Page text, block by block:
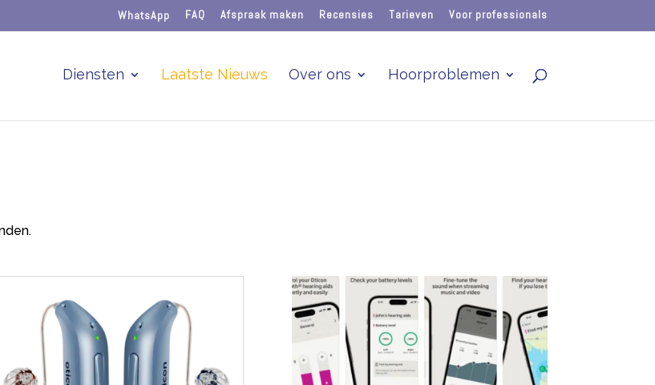
WhatsApp FAQ Afspraak maken Recensies Tarieven Voor professionals
Diensten Laatste Nieuws Over ons Hoorproblemen